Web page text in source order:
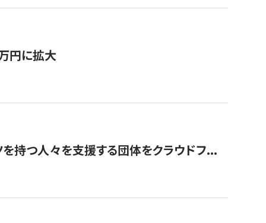
円に拡大
持つ人々を支援する団体をクラウドフ...